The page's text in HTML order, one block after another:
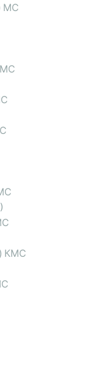
МС
МС
КМС